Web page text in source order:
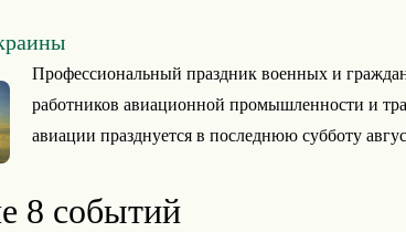
Профессиональный праздник военных и
работников авиационной промышленности и
авиации празднуется в последнюю субботу
8 событий